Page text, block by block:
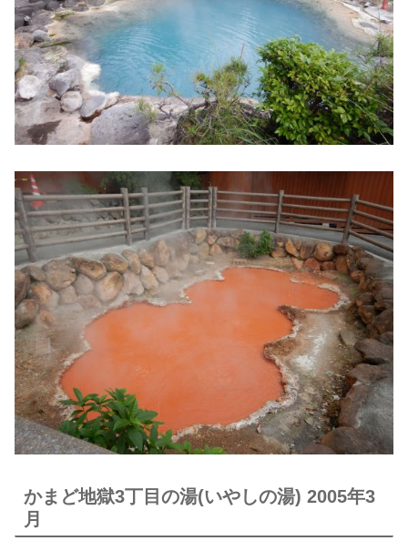
かまど地獄3丁目の湯(いやしの湯) 2005年3
月